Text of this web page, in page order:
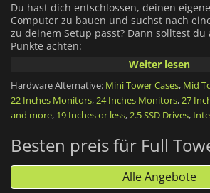
Du hast dich entschlossen, deinen
Computer zu bauen und suchst nach
zu deinem Setup passt? Dann solltest
Punkte achten:
in das Gehäuse passt, solltest du prüfen,
Motherboard-Format dein Gehäuse
Lüfter oder Wasserkühlung:Das
zusätzlichen Lüftern oder einer
Gehäuse kann dazu beitragen, dass
optimale Temperatur für maximale
RGB:
Dein Gehäuse kann mit einer
Weiter lesen
Hardware Alternative: Mini Tower Cases, Mid
22 Inches Monitors,24 Inches Monitors,27
and more, 19 Inches or less,2.5 SSD Drives,
Besten preis für Full
Alle Angebote